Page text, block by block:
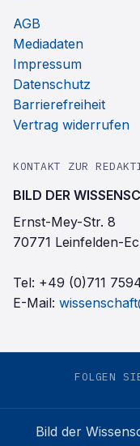
AGB
Mediadaten
Impressum
Datenschutz
Barrierefreiheit
Vertrag widerrufen
KONTAKT ZUR
BILD DER
Ernst-Mey-Str. 8
70771 Leinfelden-
Tel: +49 (0)711
E-Mail:
FOLGEN
Bild der